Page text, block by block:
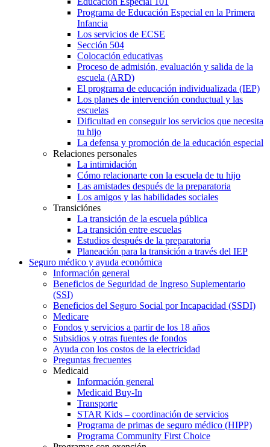
Programa de Educación Especial en la Primera
Infancia
Los servicios de ECSE
Sección 504
Colocación educativas
Proceso de admisión, evaluación y salida de la
escuela (ARD)
El programa de educación individualizada (IEP)
Los planes de intervención conductual y las
escuelas
Dificultad en conseguir los servicios que necesita
tu hijo
La defensa y promoción de la educación especial
Relaciones personales
La intimidación
Cómo relacionarte con la escuela de tu hijo
Las amistades después de la preparatoria
Los amigos y las habilidades sociales
Transiciónes
La transición de la escuela pública
La transición entre escuelas
Estudios después de la preparatoria
Planeación para la transición a través del IEP
Seguro médico y ayuda económica
Información general
Beneficios de Seguridad de Ingreso Suplementario
(SSI)
Beneficios del Seguro Social por Incapacidad (SSDI)
Medicare
Fondos y servicios a partir de los 18 años
Subsidios y otras fuentes de fondos
Ayuda con los costos de la electricidad
Preguntas frecuentes
Medicaid
Información general
Medicaid Buy-In
Transporte
STAR Kids – coordinación de servicios
Programa de primas de seguro médico (HIPP)
Programa Community First Choice